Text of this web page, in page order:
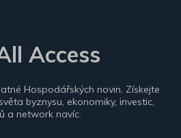
Access
Hospodářských novin. Získejte
byznysu, ekonomiky, investic,
a network navíc.